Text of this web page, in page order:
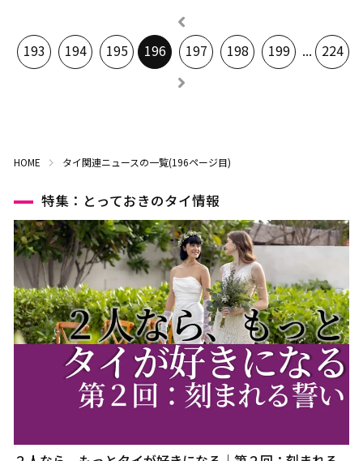
193 194 195 196 197 198 199 ... 224
HOME タイ関連ニュースの一覧(196ページ目)
特集：とっておきのタイ情報